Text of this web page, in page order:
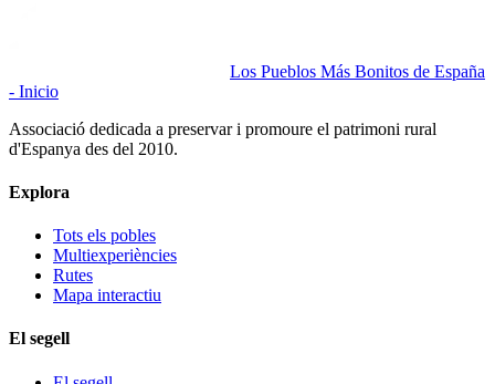
Los Pueblos Más Bonitos de España
- Inicio
Associació dedicada a preservar i promoure el patrimoni rural
d'Espanya des del 2010.
Explora
Tots els pobles
Multiexperiències
Rutes
Mapa interactiu
El segell